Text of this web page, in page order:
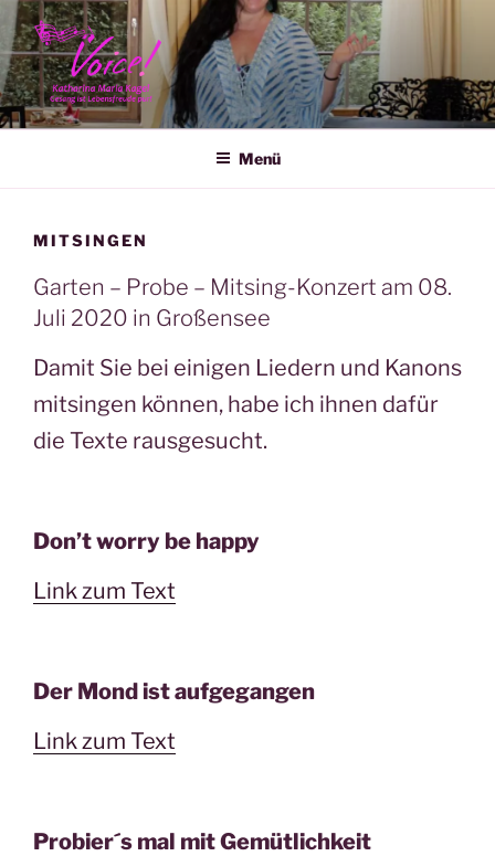
Zum
Inhalt
springen
KATHARINA MARIA KAGEL
Menü
MITSINGEN
Garten – Probe – Mitsing-Konzert am 08.
Juli 2020 in Großensee
Damit Sie bei einigen Liedern und Kanons
mitsingen können, habe ich ihnen dafür
die Texte rausgesucht.
Don’t worry be happy
Link zum Text
Der Mond ist aufgegangen
Link zum Text
Probier´s mal mit Gemütlichkeit